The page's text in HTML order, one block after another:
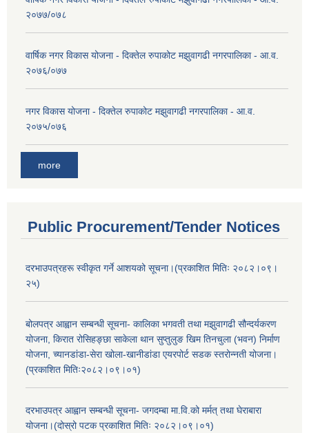
२०७७/०७८
वार्षिक नगर विकास योजना - दिक्तेल रुपाकोट मझुवागढी नगरपालिका - आ.व.
२०७६/०७७
नगर विकास योजना - दिक्तेल रुपाकोट मझुवागढी नगरपालिका - आ.व.
२०७५/०७६
more
Public Procurement/Tender Notices
दरभाउपत्रहरू स्वीकृत गर्ने आशयको सूचना।(प्रकाशित मितिः २०८२।०९।
२५)
बोलपत्र आह्वान सम्बन्धी सूचना- कालिका भगवती तथा मझुवागढी सौन्दर्यकरण
योजना, किरात रोसिहङ्छा साकेला थान सुप्तुलुङ खिम तिनचुला (भवन) निर्माण
योजना, च्यानडांडा-सेरा खोला-खानीडांडा एयरपोर्ट सडक स्तरोन्नती योजना।
(प्रकाशित मितिः२०८२।०९।०१)
दरभाउपत्र आह्वान सम्बन्धी सूचना- जगदम्बा मा.वि.को मर्मत् तथा घेराबारा
योजना।(दोस्रो पटक प्रकाशित मितिः २०८२।०९।०१)